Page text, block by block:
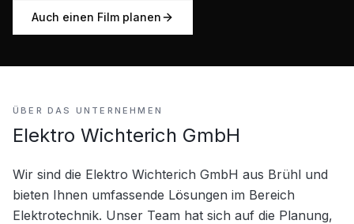
Auch einen Film planen
ÜBER DAS UNTERNEHMEN
Elektro Wichterich GmbH
Wir sind die Elektro Wichterich GmbH aus Brühl und
bieten Ihnen umfassende Lösungen im Bereich
Elektrotechnik. Unser Team hat sich auf die Planung,